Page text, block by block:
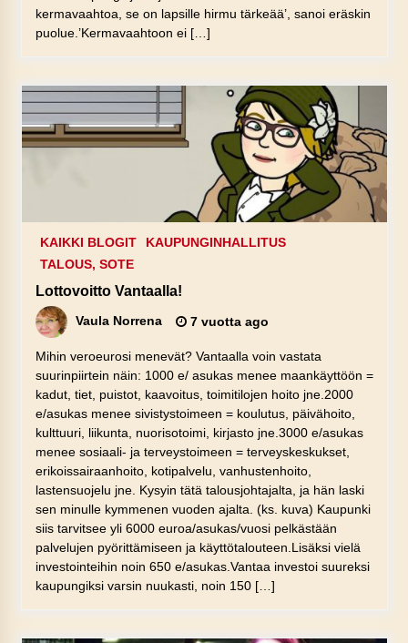
kermavaahtoa, se on lapsille hirmu tärkeää’, sanoi eräskin
puolue.’Kermavaahtoon ei […]
KAIKKI BLOGIT
KAUPUNGINHALLITUS
TALOUS, SOTE
Lottovoitto Vantaalla!
Vaula Norrena 7 vuotta ago
Mihin veroeurosi menevät? Vantaalla voin vastata
suurinpiirtein näin: 1000 e/ asukas menee maankäyttöön =
kadut, tiet, puistot, kaavoitus, toimitilojen hoito jne.2000
e/asukas menee sivistystoimeen = koulutus, päivähoito,
kulttuuri, liikunta, nuorisotoimi, kirjasto jne.3000 e/asukas
menee sosiaali- ja terveystoimeen = terveyskeskukset,
erikoissairaanhoito, kotipalvelu, vanhustenhoito,
lastensuojelu jne. Kysyin tätä talousjohtajalta, ja hän laski
sen minulle kymmenen vuoden ajalta. (ks. kuva) Kaupunki
siis tarvitsee yli 6000 euroa/asukas/vuosi pelkästään
palvelujen pyörittämiseen ja käyttötalouteen.Lisäksi vielä
investointeihin noin 650 e/asukas.Vantaa investoi suureksi
kaupungiksi varsin nuukasti, noin 150 […]